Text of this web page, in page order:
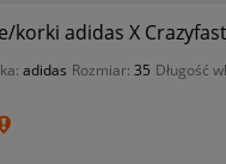
korki adidas X
adidas Rozmiar: 35 Długość